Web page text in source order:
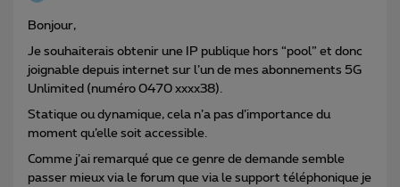
Bonjour,
Je souhaiterais obtenir une IP publique hors “pool” et donc
joignable depuis internet sur l’un de mes abonnements 5G
Unlimited (numéro 0470 xxxx38).
Statique ou dynamique, cela n’a pas d’importance du
moment qu’elle soit accessible.
Comme j’ai remarqué que ce genre de demande semble
passer mieux via le forum que via le support téléphonique je